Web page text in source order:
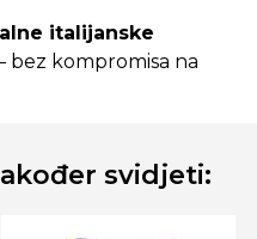
italijanske
bez kompromisa na
svidjeti: